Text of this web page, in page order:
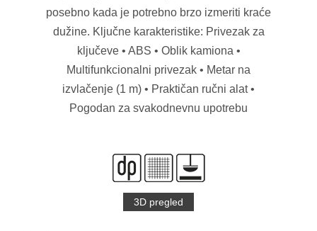
posebno kada je potrebno brzo izmeriti kraće
dužine. Ključne karakteristike: Privezak za
ključeve • ABS • Oblik kamiona •
Multifunkcionalni privezak • Metar na
izvlačenje (1 m) • Praktičan ručni alat •
Pogodan za svakodnevnu upotrebu
3D pregled